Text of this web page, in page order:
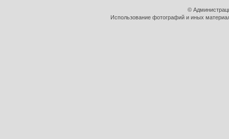
©
Использование фотографий и иных